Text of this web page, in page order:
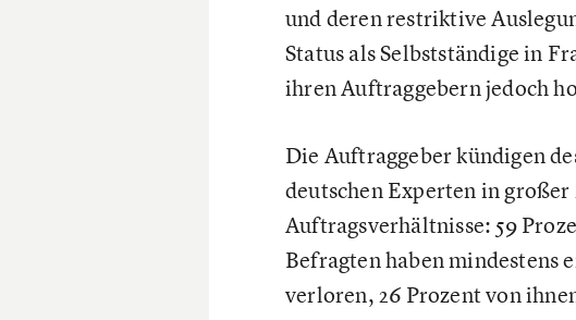
und deren restriktive
Status als Selbstständige in
ihren Auftraggebern jedoch
Die Auftraggeber kündigen
deutschen Experten in großer
Auftragsverhältnisse: 59
Befragten haben mindestens
verloren, 26 Prozent von